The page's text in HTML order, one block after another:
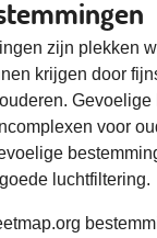
zijn plekken
krijgen door
Gevoelige
voor
luchtfiltering.